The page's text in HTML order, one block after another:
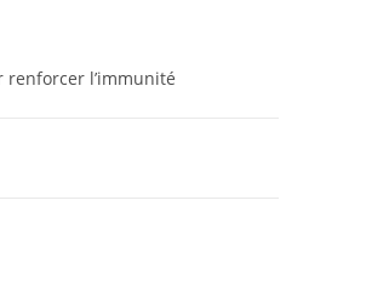
l’immunité